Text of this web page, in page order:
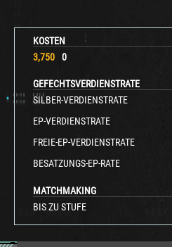
KOSTEN
3,750
0
GEFECHTSVERDIENSTRATE
SILBER-VERDIENSTRATE
EP-VERDIENSTRATE
FREIE-EP-VERDIENSTRATE
BESATZUNGS-EP-RATE
MATCHMAKING
BIS ZU STUFE